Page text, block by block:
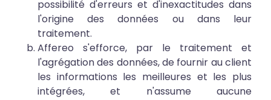
possibilité d'erreurs et d'inexactitudes dans
l'origine des données ou dans leur
traitement.
Affereo s'efforce, par le traitement et
l'agrégation des données, de fournir au client
les informations les meilleures et les plus
intégrées, et n'assume aucune